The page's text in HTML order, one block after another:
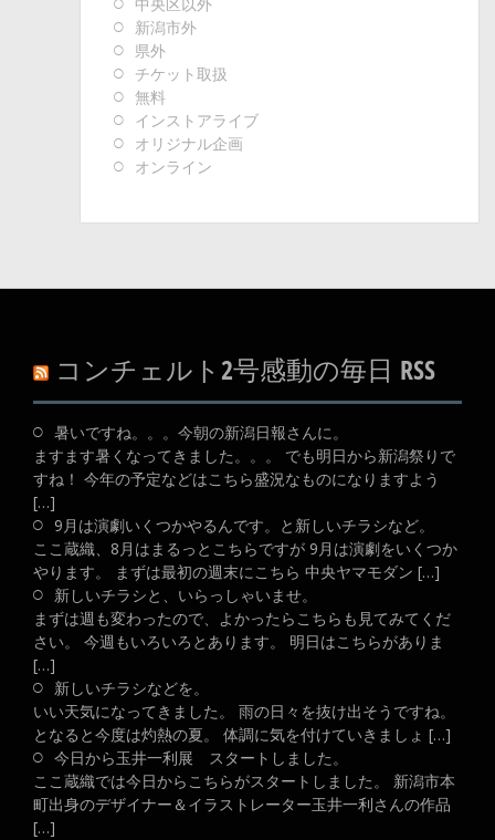
中央区以外
新潟市外
県外
チケット取扱
無料
インストアライブ
オリジナル企画
オンライン
コンチェルト2号感動の毎日 RSS
暑いですね。。。今朝の新潟日報さんに。
ますます暑くなってきました。。。 でも明日から新潟祭りで
すね！ 今年の予定などはこちら盛況なものになりますよう
[…]
9月は演劇いくつかやるんです。と新しいチラシなど。
ここ蔵織、8月はまるっとこちらですが 9月は演劇をいくつか
やります。 まずは最初の週末にこちら 中央ヤマモダン […]
新しいチラシと、いらっしゃいませ。
まずは週も変わったので、よかったらこちらも見てみてくだ
さい。 今週もいろいろとあります。 明日はこちらがありま
[…]
新しいチラシなどを。
いい天気になってきました。 雨の日々を抜け出そうですね。
となると今度は灼熱の夏。 体調に気を付けていきましょ […]
今日から玉井一利展 スタートしました。
ここ蔵織では今日からこちらがスタートしました。 新潟市本
町出身のデザイナー＆イラストレーター玉井一利さんの作品
[…]